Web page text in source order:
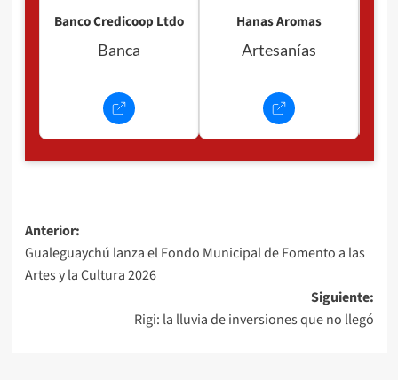
Banco Credicoop Ltdo
Banca
Hanas Aromas
Artesanías
Navegación
de
entradas
Anterior:
Gualeguaychú lanza el Fondo Municipal de Fomento a las
Artes y la Cultura 2026
Siguiente:
Rigi: la lluvia de inversiones que no llegó